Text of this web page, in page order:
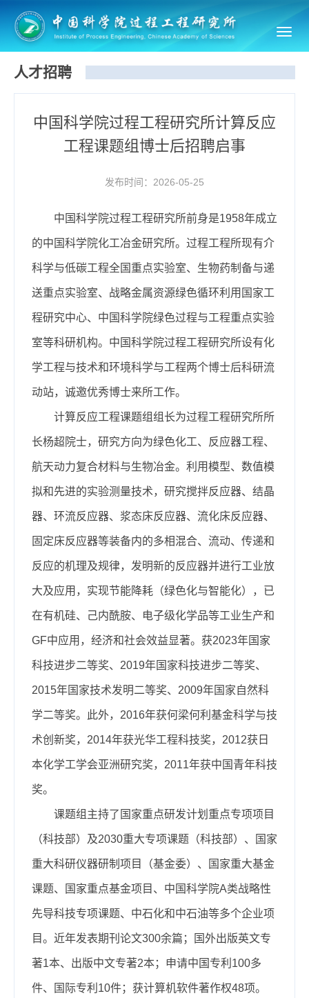
人才招聘
中国科学院过程工程研究所计算反应
工程课题组博士后招聘启事
发布时间：2026-05-25
中国科学院过程工程研究所前身是1958年成立
的中国科学院化工冶金研究所。过程工程所现有介
科学与低碳工程全国重点实验室、生物药制备与递
送重点实验室、战略金属资源绿色循环利用国家工
程研究中心、中国科学院绿色过程与工程重点实验
室等科研机构。中国科学院过程工程研究所设有化
学工程与技术和环境科学与工程两个博士后科研流
动站，诚邀优秀博士来所工作。
计算反应工程课题组组长为过程工程研究所所
长杨超院士，研究方向为绿色化工、反应器工程、
航天动力复合材料与生物冶金。利用模型、数值模
拟和先进的实验测量技术，研究搅拌反应器、结晶
器、环流反应器、浆态床反应器、流化床反应器、
固定床反应器等装备内的多相混合、流动、传递和
反应的机理及规律，发明新的反应器并进行工业放
大及应用，实现节能降耗（绿色化与智能化），已
在有机硅、己内酰胺、电子级化学品等工业生产和
GF中应用，经济和社会效益显著。获2023年国家
科技进步二等奖、2019年国家科技进步二等奖、
2015年国家技术发明二等奖、2009年国家自然科
学二等奖。此外，2016年获何梁何利基金科学与技
术创新奖，2014年获光华工程科技奖，2012获日
本化学工学会亚洲研究奖，2011年获中国青年科技
奖。
课题组主持了国家重点研发计划重点专项项目
（科技部）及2030重大专项课题（科技部）、国家
重大科研仪器研制项目（基金委）、国家重大基金
课题、国家重点基金项目、中国科学院A类战略性
先导科技专项课题、中石化和中石油等多个企业项
目。近年发表期刊论文300余篇；国外出版英文专
著1本、出版中文专著2本；申请中国专利100多
件、国际专利10件；获计算机软件著作权48项。